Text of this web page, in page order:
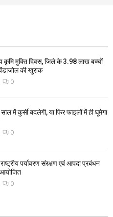
कृमि मुक्ति दिवस, जिले के 3.98 लाख बच्चों
की खुराक
0
में कुर्सी बदलेगी, या फिर फाइलों में ही घूमेगा
0
पर्यावरण संरक्षण एवं आपदा प्रबंधन
0